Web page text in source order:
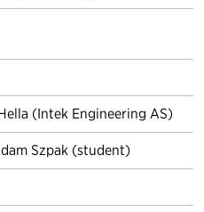
(Intek Engineering AS)
Szpak (student)